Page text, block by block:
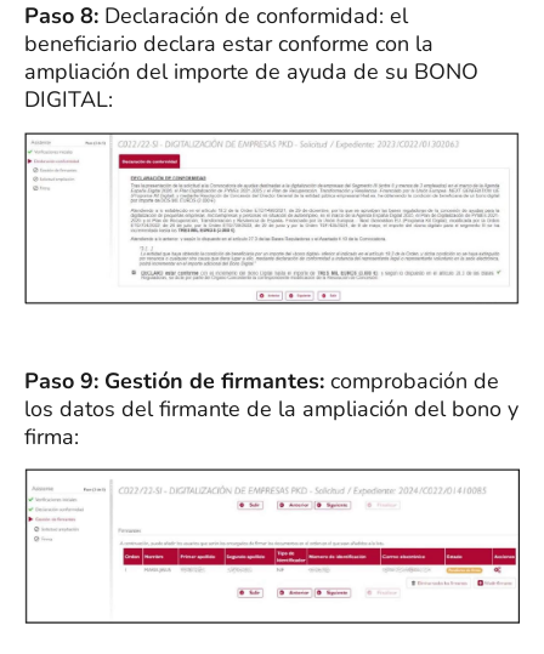
Paso 8: Declaración de conformidad: el
beneficiario declara estar conforme con la
ampliación del importe de ayuda de su BONO
DIGITAL:
Paso 9: Gestión de firmantes: comprobación de
los datos del firmante de la ampliación del bono y
firma: